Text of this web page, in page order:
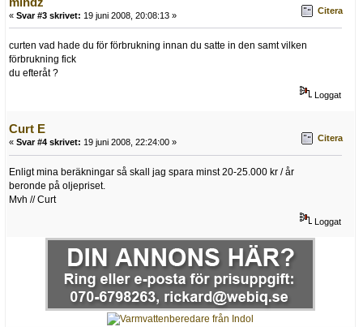
« Svar #3 skrivet: 19 juni 2008, 20:08:13 » Citera
curten vad hade du för förbrukning innan du satte in den samt vilken
förbrukning fick
du efteråt ?
Loggat
Curt E
« Svar #4 skrivet: 19 juni 2008, 22:24:00 » Citera
Enligt mina beräkningar så skall jag spara minst 20-25.000 kr / år
beronde på oljepriset.
Mvh // Curt
Loggat